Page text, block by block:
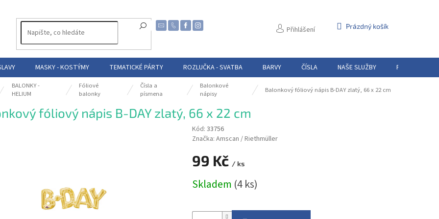
Přihlášení
NÁKUPNÍ
Prázdný košík
MASKY - KOSTÝMY TEMATICKÉ PÁRTY ROZLUČKA - SVATBA BARVY ČÍSLA NAŠE SLUŽBY PŮJČOVNA
BALONKY -
HELIUM
Fóliové
balonky
Čísla a
písmena
Balonkové
nápisy
Balonkový fóliový nápis B-DAY zlatý, 66 x 22 cm
fóliový nápis B-DAY zlatý, 66 x 22 cm
Kód: 33756
Značka: Amscan / Riethmüller
99 Kč / ks
cena:
Skladem (4 ks)